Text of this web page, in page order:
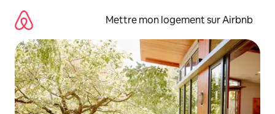
directement
contenu
Mettre mon logement sur Airbnb